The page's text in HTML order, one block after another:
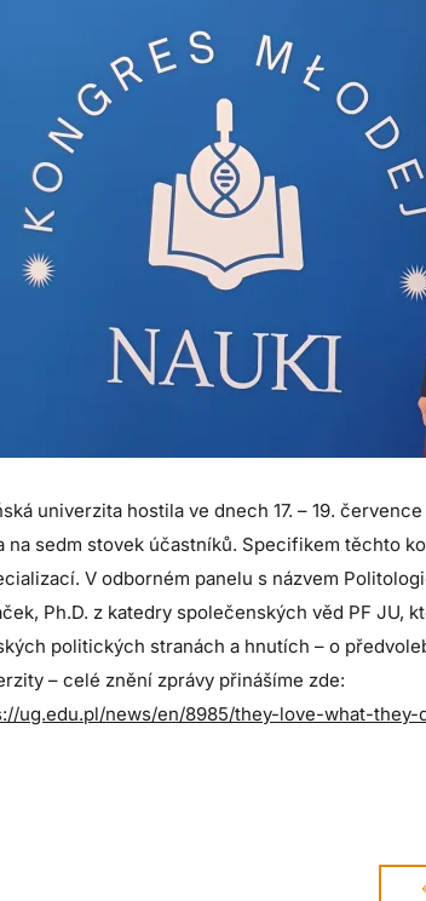
univerzita hostila ve dnech 17. – 19.
na sedm stovek účastníků. Specifikem těchto
V odborném panelu s názvem
Ph.D. z katedry společenských věd PF
politických stranách a hnutích – o
– celé znění zprávy přinášíme zde:
ug.edu.pl/news/en/8985/they-love-what-